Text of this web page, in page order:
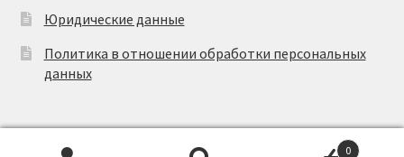
Юридические данные
Политика в отношении обработки персональных
данных
0